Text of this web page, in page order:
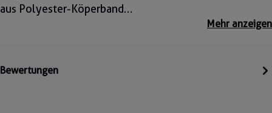
aus Polyester-Köperband…
Mehr anzeigen
Bewertungen